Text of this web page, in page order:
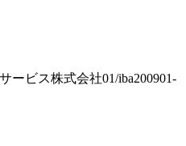
ービス株式会社01/iba200901-